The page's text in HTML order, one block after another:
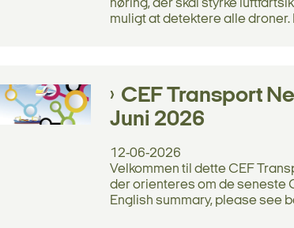
høring, der skal styrke
muligt at detektere alle droner.
CEF Transport
Juni 2026
12-06-2026
Velkommen til dette CEF
der orienteres om de seneste
English summary, please see